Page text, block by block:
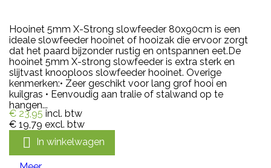
Hooinet 5mm X-Strong slowfeeder 80x90cm is een
ideale slowfeeder hooinet of hooizak die ervoor zorgt
dat het paard bijzonder rustig en ontspannen eet.De
hooinet 5mm X-strong slowfeeder is extra sterk en
slijtvast knooploos slowfeeder hooinet. Overige
kenmerken:• Zeer geschikt voor lang grof hooi en
kuilgras • Eenvoudig aan tralie of stalwand op te
hangen...
€ 23,95 incl. btw
€ 19,79 excl. btw
 In winkelwagen